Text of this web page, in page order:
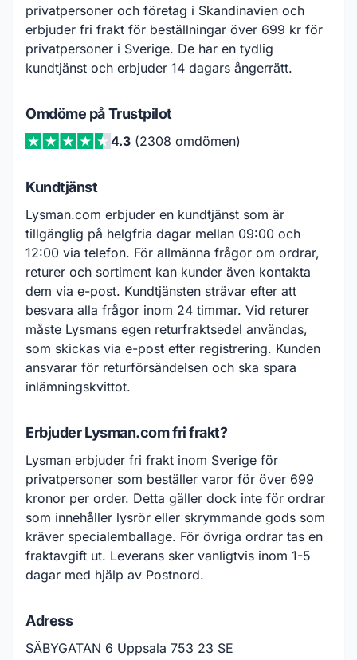
privatpersoner och företag i Skandinavien och
erbjuder fri frakt för beställningar över 699 kr för
privatpersoner i Sverige. De har en tydlig
kundtjänst och erbjuder 14 dagars ångerrätt.
Omdöme på Trustpilot
4.3 (2308 omdömen)
Kundtjänst
Lysman.com erbjuder en kundtjänst som är
tillgänglig på helgfria dagar mellan 09:00 och
12:00 via telefon. För allmänna frågor om ordrar,
returer och sortiment kan kunder även kontakta
dem via e-post. Kundtjänsten strävar efter att
besvara alla frågor inom 24 timmar. Vid returer
måste Lysmans egen returfraktsedel användas,
som skickas via e-post efter registrering. Kunden
ansvarar för returförsändelsen och ska spara
inlämningskvittot.
Erbjuder Lysman.com fri frakt?
Lysman erbjuder fri frakt inom Sverige för
privatpersoner som beställer varor för över 699
kronor per order. Detta gäller dock inte för ordrar
som innehåller lysrör eller skrymmande gods som
kräver specialemballage. För övriga ordrar tas en
fraktavgift ut. Leverans sker vanligtvis inom 1-5
dagar med hjälp av Postnord.
Adress
SÄBYGATAN 6 Uppsala 753 23 SE